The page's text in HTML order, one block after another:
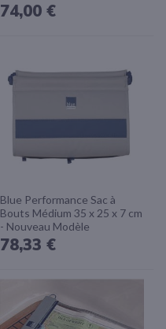
74,00 €
Blue Performance Sac à
Bouts Médium 35 x 25 x 7 cm
- Nouveau Modèle
78,33 €